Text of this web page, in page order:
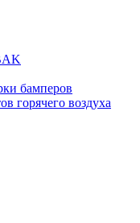
бамперов
горячего воздуха